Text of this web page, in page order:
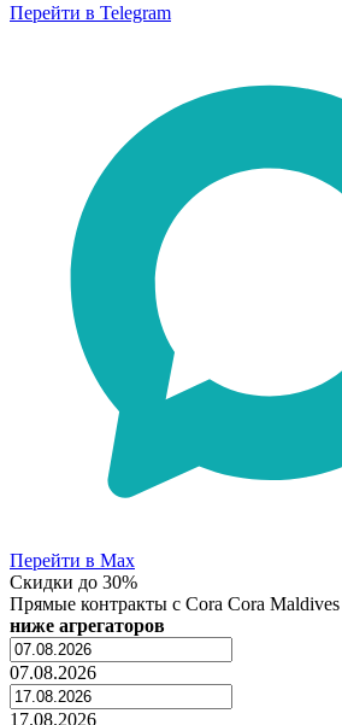
Перейти в Telegram
Перейти в Max
Скидки до 30%
Прямые контракты с Cora Cora Maldives
ниже агрегаторов
07.08.2026
17.08.2026